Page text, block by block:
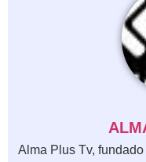
Alma Plus Tv,